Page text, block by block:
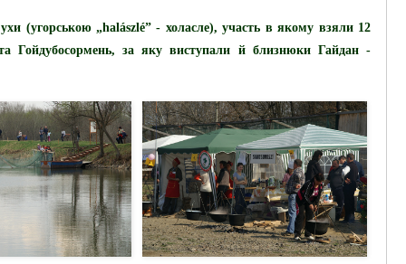
(угорською „halászlé” - холасле), участь в якому взяли 12
Гойдубосормень, за яку виступали й близнюки Гайдан -